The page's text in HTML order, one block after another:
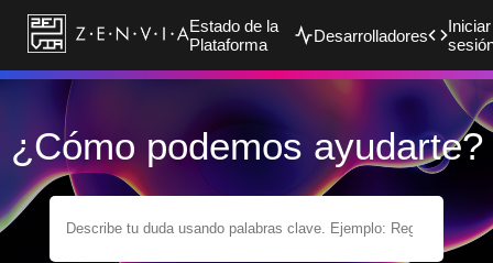
Estado de la
Plataforma
Desarrolladores
Iniciar
¿Cómo podemos ayudarte?